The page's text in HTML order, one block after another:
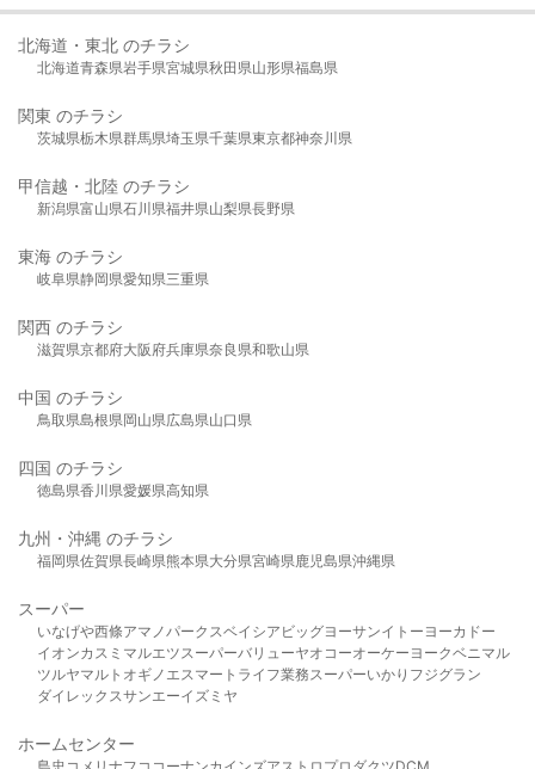
北海道・東北 のチラシ
北海道青森県岩手県宮城県秋田県山形県福島県
関東 のチラシ
茨城県栃木県群馬県埼玉県千葉県東京都神奈川県
甲信越・北陸 のチラシ
新潟県富山県石川県福井県山梨県長野県
東海 のチラシ
岐阜県静岡県愛知県三重県
関西 のチラシ
滋賀県京都府大阪府兵庫県奈良県和歌山県
中国 のチラシ
鳥取県島根県岡山県広島県山口県
四国 のチラシ
徳島県香川県愛媛県高知県
九州・沖縄 のチラシ
福岡県佐賀県長崎県熊本県大分県宮崎県鹿児島県沖縄県
スーパー
いなげや西條アマノパークスベイシア ビッグヨーサンイトーヨーカドー
イオンカスミ マルエツスーパーバリューヤオコーオーケー ヨークベニマル
ツルヤマルト オギノ エスマート ライフ業務スーパーいかり フジグラン
ダイレックスサンエーイズミヤ
ホームセンター